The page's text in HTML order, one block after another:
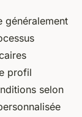
généralement
profil
selon